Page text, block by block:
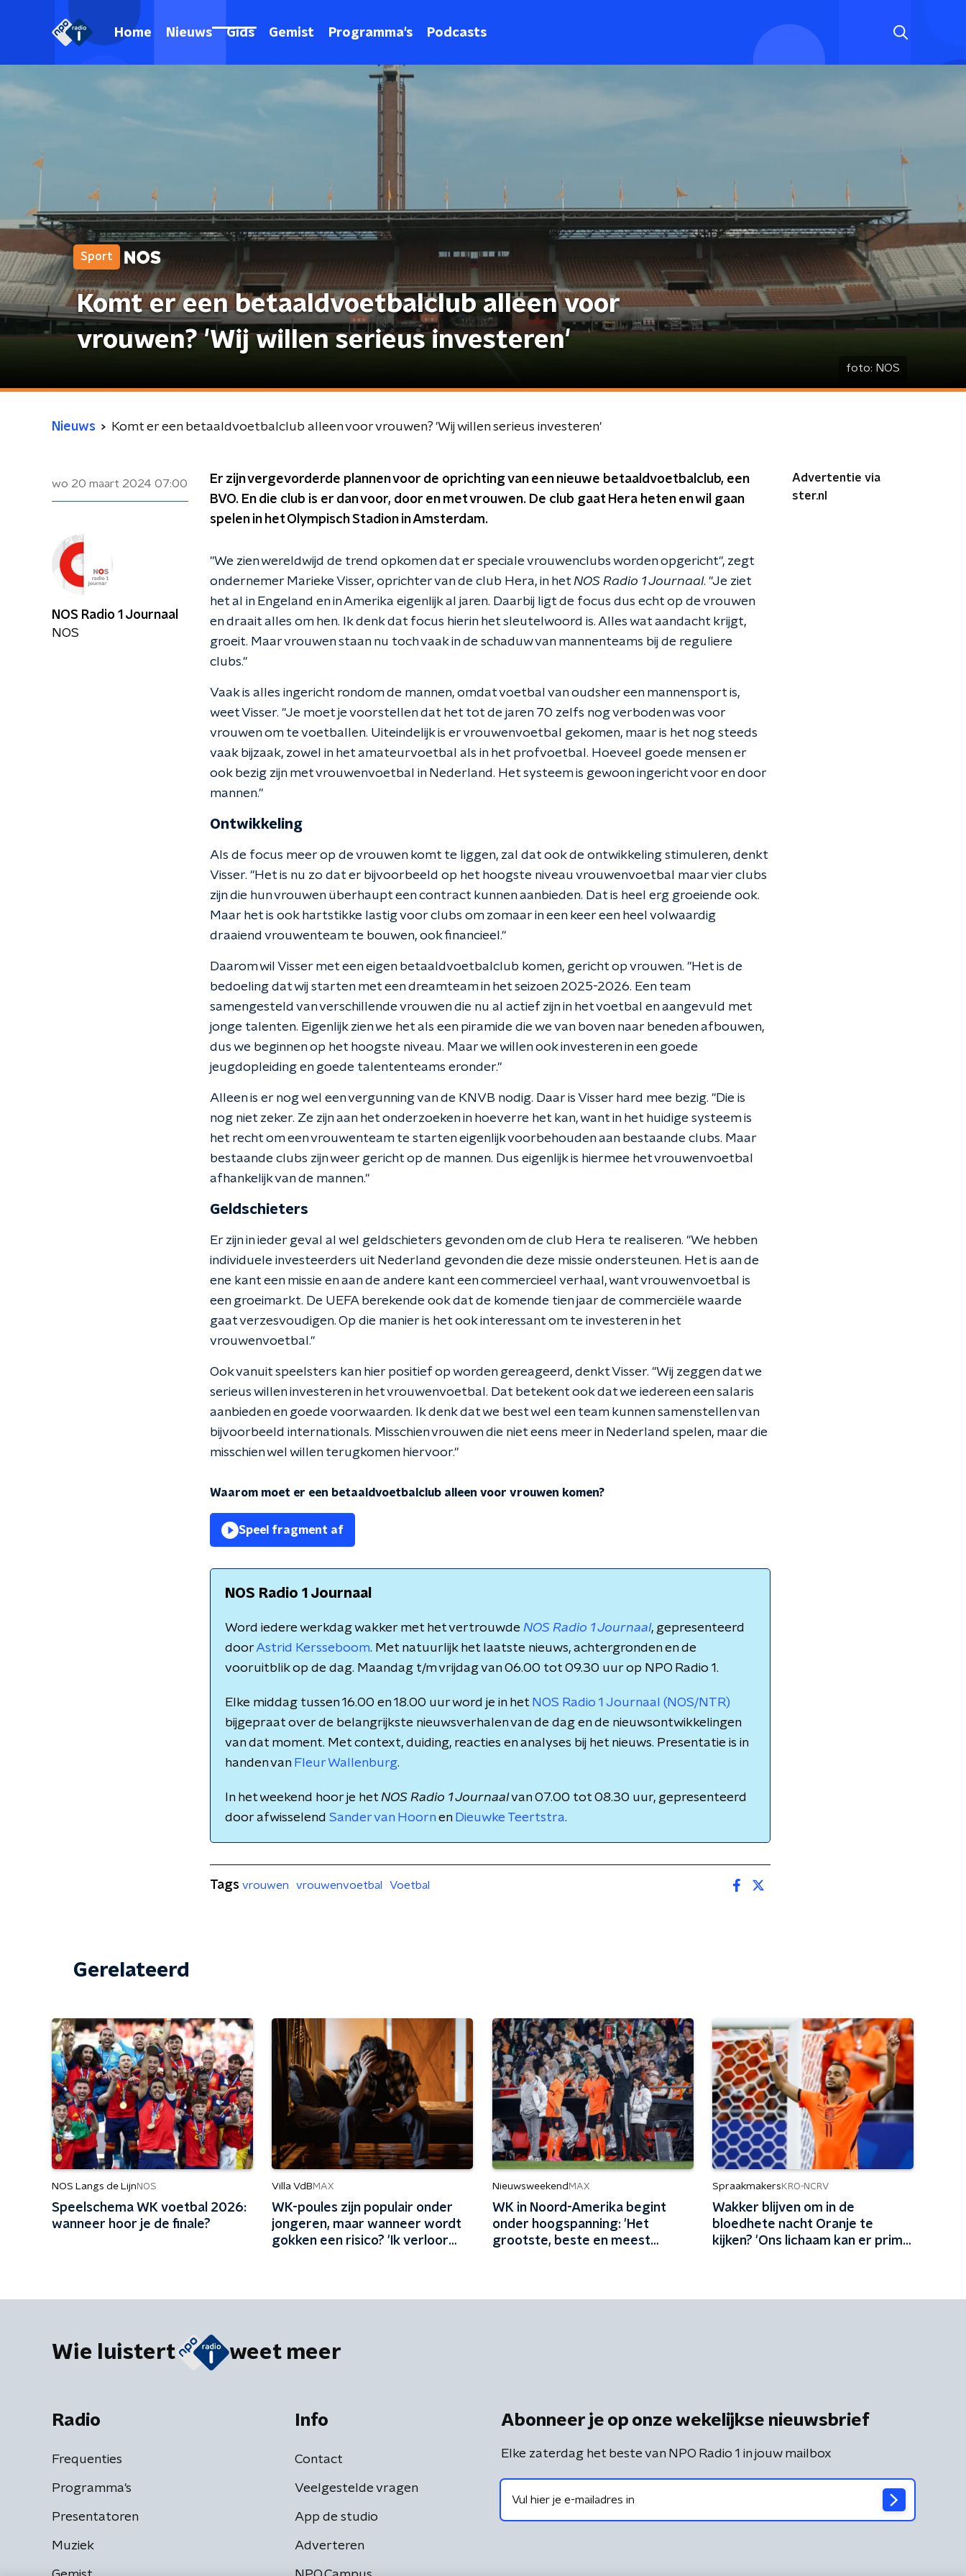
Home Nieuws Gids Gemist Programma's Podcasts
Sport
Komt er een betaaldvoetbalclub alleen voor
vrouwen? 'Wij willen serieus investeren'
foto: NOS
Nieuws Komt er een betaaldvoetbalclub alleen voor vrouwen? 'Wij willen serieus investeren'
wo 20 maart 2024 07:00
Er zijn vergevorderde plannen voor de oprichting van een nieuwe betaaldvoetbalclub, een
BVO. En die club is er dan voor, door en met vrouwen. De club gaat Hera heten en wil gaan
spelen in het Olympisch Stadion in Amsterdam.
"We zien wereldwijd de trend opkomen dat er speciale vrouwenclubs worden opgericht", zegt
ondernemer Marieke Visser, oprichter van de club Hera, in het NOS Radio 1 Journaal. "Je ziet
het al in Engeland en in Amerika eigenlijk al jaren. Daarbij ligt de focus dus echt op de vrouwen
en draait alles om hen. Ik denk dat focus hierin het sleutelwoord is. Alles wat aandacht krijgt,
groeit. Maar vrouwen staan nu toch vaak in de schaduw van mannenteams bij de reguliere
clubs."
Vaak is alles ingericht rondom de mannen, omdat voetbal van oudsher een mannensport is,
weet Visser. "Je moet je voorstellen dat het tot de jaren 70 zelfs nog verboden was voor
vrouwen om te voetballen. Uiteindelijk is er vrouwenvoetbal gekomen, maar is het nog steeds
vaak bijzaak, zowel in het amateurvoetbal als in het profvoetbal. Hoeveel goede mensen er
ook bezig zijn met vrouwenvoetbal in Nederland. Het systeem is gewoon ingericht voor en door
mannen."
Ontwikkeling
Als de focus meer op de vrouwen komt te liggen, zal dat ook de ontwikkeling stimuleren, denkt
Visser. "Het is nu zo dat er bijvoorbeeld op het hoogste niveau vrouwenvoetbal maar vier clubs
zijn die hun vrouwen überhaupt een contract kunnen aanbieden. Dat is heel erg groeiende ook.
Maar het is ook hartstikke lastig voor clubs om zomaar in een keer een heel volwaardig
draaiend vrouwenteam te bouwen, ook financieel."
Daarom wil Visser met een eigen betaaldvoetbalclub komen, gericht op vrouwen. "Het is de
bedoeling dat wij starten met een dreamteam in het seizoen 2025-2026. Een team
samengesteld van verschillende vrouwen die nu al actief zijn in het voetbal en aangevuld met
jonge talenten. Eigenlijk zien we het als een piramide die we van boven naar beneden afbouwen,
dus we beginnen op het hoogste niveau. Maar we willen ook investeren in een goede
jeugdopleiding en goede talententeams eronder."
Alleen is er nog wel een vergunning van de KNVB nodig. Daar is Visser hard mee bezig. "Die is
nog niet zeker. Ze zijn aan het onderzoeken in hoeverre het kan, want in het huidige systeem is
het recht om een vrouwenteam te starten eigenlijk voorbehouden aan bestaande clubs. Maar
bestaande clubs zijn weer gericht op de mannen. Dus eigenlijk is hiermee het vrouwenvoetbal
afhankelijk van de mannen."
Geldschieters
Er zijn in ieder geval al wel geldschieters gevonden om de club Hera te realiseren. "We hebben
individuele investeerders uit Nederland gevonden die deze missie ondersteunen. Het is aan de
ene kant een missie en aan de andere kant een commercieel verhaal, want vrouwenvoetbal is
een groeimarkt. De UEFA berekende ook dat de komende tien jaar de commerciële waarde
gaat verzesvoudigen. Op die manier is het ook interessant om te investeren in het
vrouwenvoetbal."
Ook vanuit speelsters kan hier positief op worden gereageerd, denkt Visser. "Wij zeggen dat we
serieus willen investeren in het vrouwenvoetbal. Dat betekent ook dat we iedereen een salaris
aanbieden en goede voorwaarden. Ik denk dat we best wel een team kunnen samenstellen van
bijvoorbeeld internationals. Misschien vrouwen die niet eens meer in Nederland spelen, maar die
misschien wel willen terugkomen hiervoor."
Waarom moet er een betaaldvoetbalclub alleen voor vrouwen komen?
Speel fragment af
NOS Radio 1 Journaal
Word iedere werkdag wakker met het vertrouwde NOS Radio 1 Journaal, gepresenteerd
doorAstrid Kersseboom. Met natuurlijk het laatste nieuws, achtergronden en de
vooruitblik op de dag. Maandag t/m vrijdag van 06.00 tot 09.30 uur op NPO Radio 1.
Elke middag tussen 16.00 en 18.00 uur word je in het NOS Radio 1 Journaal (NOS/NTR)
bijgepraat over de belangrijkste nieuwsverhalen van de dag en de nieuwsontwikkelingen
van dat moment. Met context, duiding, reacties en analyses bij het nieuws. Presentatie is in
handen van Fleur Wallenburg.
In het weekend hoor je het NOS Radio 1 Journaalvan 07.00 tot 08.30 uur, gepresenteerd
door afwisselend Sander van Hoorn en Dieuwke Teertstra.
Advertentie via
ster.nl
NOS Radio 1 Journaal
NOS
Tags vrouwen vrouwenvoetbal Voetbal
Gerelateerd
NOS Langs de Lijn NOS
Speelschema WK voetbal 2026:
wanneer hoor je de finale?
Villa VdB MAX
WK-poules zijn populair onder
jongeren, maar wanneer wordt
gokken een risico? 'Ik verloor
Nieuwsweekend MAX
WK in Noord-Amerika begint
onder hoogspanning: 'Het
grootste, beste en meest
Spraakmakers KRO-NCRV
Wakker blijven om in de
bloedhete nacht Oranje te
kijken? 'Ons lichaam kan er prima
Wie luistert weet meer
Radio
Frequenties
Programma's
Presentatoren
Muziek
Info
Contact
Veelgestelde vragen
App de studio
Adverteren
Abonneer je op onze wekelijkse nieuwsbrief
Elke zaterdag het beste van NPO Radio 1 in jouw mailbox